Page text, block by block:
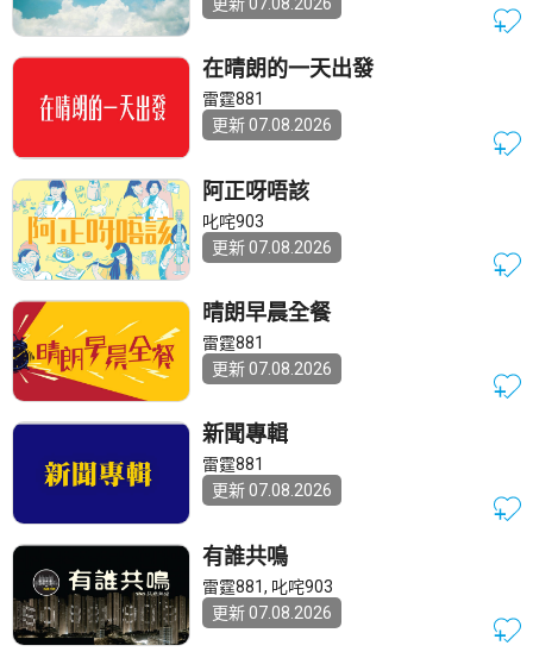
在晴朗的一天出發
雷霆881
更新 07.08.2026
阿正呀唔該
叱咤903
更新 07.08.2026
晴朗早晨全餐
雷霆881
更新 07.08.2026
新聞專輯
雷霆881
更新 07.08.2026
有誰共鳴
雷霆881, 叱咤903
更新 07.08.2026